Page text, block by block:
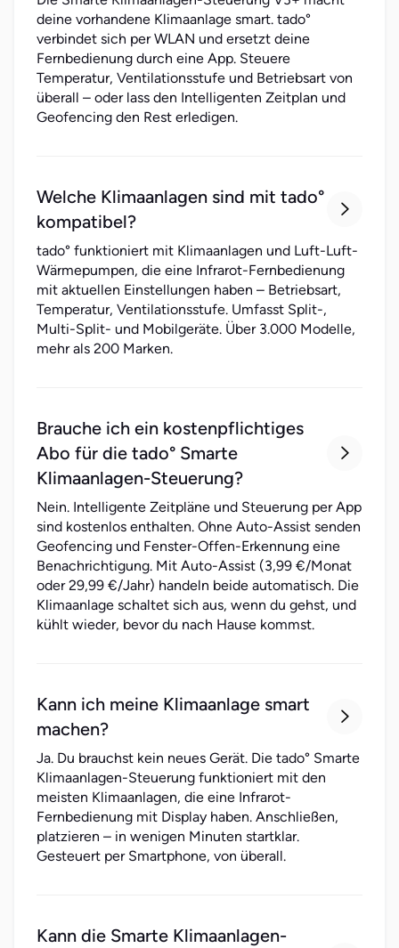
deine vorhandene Klimaanlage smart. tado°
verbindet sich per WLAN und ersetzt deine
Fernbedienung durch eine App. Steuere
Temperatur, Ventilationsstufe und Betriebsart von
überall – oder lass den Intelligenten Zeitplan und
Geofencing den Rest erledigen.
Welche Klimaanlagen sind mit tado°
kompatibel?

tado° funktioniert mit Klimaanlagen und Luft-Luft-
Wärmepumpen, die eine Infrarot-Fernbedienung
mit aktuellen Einstellungen haben – Betriebsart,
Temperatur, Ventilationsstufe. Umfasst Split-,
Multi-Split- und Mobilgeräte. Über 3.000 Modelle,
mehr als 200 Marken.
Brauche ich ein kostenpflichtiges
Abo für die tado° Smarte
Klimaanlagen-Steuerung?

Nein. Intelligente Zeitpläne und Steuerung per App
sind kostenlos enthalten. Ohne Auto-Assist senden
Geofencing und Fenster-Offen-Erkennung eine
Benachrichtigung. Mit Auto-Assist (3,99 €/Monat
oder 29,99 €/Jahr) handeln beide automatisch. Die
Klimaanlage schaltet sich aus, wenn du gehst, und
kühlt wieder, bevor du nach Hause kommst.
Kann ich meine Klimaanlage smart
machen?

Ja. Du brauchst kein neues Gerät. Die tado° Smarte
Klimaanlagen-Steuerung funktioniert mit den
meisten Klimaanlagen, die eine Infrarot-
Fernbedienung mit Display haben. Anschließen,
platzieren – in wenigen Minuten startklar.
Gesteuert per Smartphone, von überall.
Kann die Smarte Klimaanlagen-